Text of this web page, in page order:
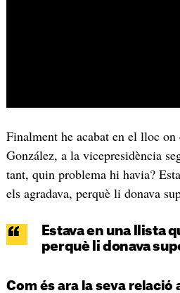
Finalment he acabat en el lloc on
González, a la vicepresidència
tant, quin problema hi havia?
els agradava, perquè li donava
Estava en una llista
perquè li donava
Com és ara la seva relació